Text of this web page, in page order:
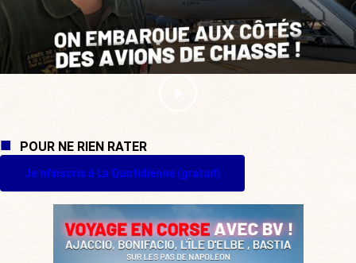
POUR NE RIEN RATER
Je m'inscris à La Quotidienne (gratuit)